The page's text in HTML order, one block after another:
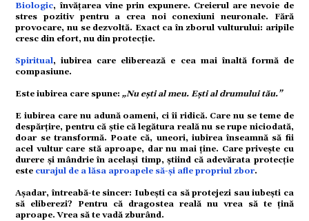
Biologic, învățarea vine prin expunere. Creierul are nevoie de
stres pozitiv pentru a crea noi conexiuni neuronale. Fără
provocare, nu se dezvoltă. Exact ca în zborul vulturului: aripile
cresc din efort, nu din protecție.
Spiritual, iubirea care eliberează e cea mai înaltă formă de
compasiune.
Este iubirea care spune:„Nu ești al meu. Ești al drumului tău.”
E iubirea care nu adună oameni, ci îi ridică. Care nu se teme de
despărțire, pentru că știe că legătura reală nu se rupe niciodată,
doar se transformă. Poate că, uneori, iubirea înseamnă să fii
acel vultur care stă aproape, dar nu mai ține. Care privește cu
durere și mândrie în același timp, știind că adevărata protecție
este curajul de a lăsa aproapele să-și afle propriul zbor.
Așadar, întreabă-te sincer: Iubești ca să protejezi sau iubești ca
să eliberezi? Pentru că dragostea reală nu vrea să te țină
aproape. Vrea să te vadă zburând.